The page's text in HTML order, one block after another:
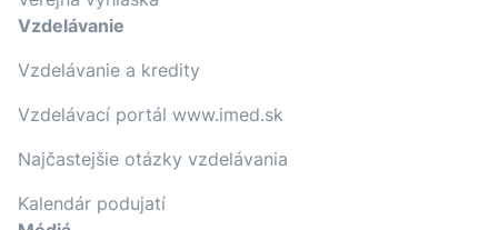
Vzdelávanie
Vzdelávanie a kredity
Vzdelávací portál www.imed.sk
Najčastejšie otázky vzdelávania
Kalendár podujatí